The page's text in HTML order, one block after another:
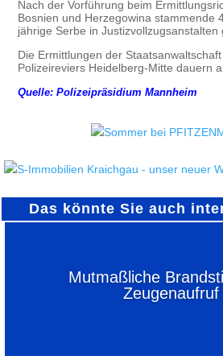
Nach der Vorführung beim
Bosnien und Herzegowina stammende
jährige Serbe in Justizvollzugsanstalten
Die Ermittlungen der
Polizeireviers Heidelberg-Mitte dauern
Quelle: Polizeipräsidium Mannheim
Das könnte Sie auch
Mutmaßliche
Zeugenaufruf